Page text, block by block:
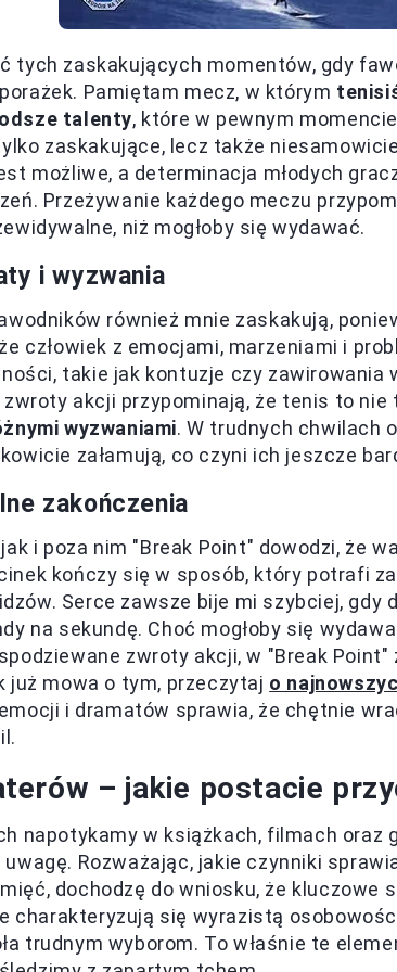
tych zaskakujących momentów, gdy
Pamiętam mecz, w którym
talenty, które w pewnym
zaskakujące, lecz także
możliwe, a determinacja młodych
Przeżywanie każdego meczu
niż mogłoby się wydawać.
i wyzwania
również mnie zaskakują,
człowiek z emocjami, marzeniami i
takie jak kontuzje czy zawirowania
akcji przypominają, że tenis to
wyzwaniami. W trudnych chwilach
załamują, co czyni ich jeszcze
zakończenia
i poza nim "Break Point" dowodzi, że
kończy się w sposób, który potrafi
Serce zawsze bije mi szybciej, gdy
na sekundę. Choć mogłoby się
zwroty akcji, w "Break
już mowa o tym, przeczytaj o
i dramatów sprawia, że chętnie
– jakie postacie
napotykamy w książkach, filmach oraz
Rozważając, jakie czynniki
dochodzę do wniosku, że kluczowe
charakteryzują się wyrazistą
trudnym wyborom. To właśnie te